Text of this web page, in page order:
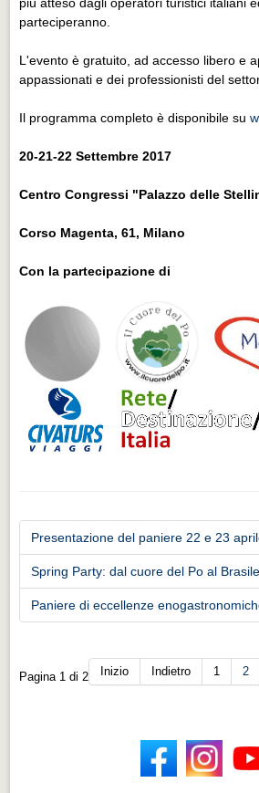
più atteso dagli operatori turistici italiani
parteciperanno.
L'evento è gratuito, ad accesso libero e
appassionati e dei professionisti del
Il programma completo è disponibile su
20-21-22 Settembre 2017
Centro Congressi "Palazzo delle
Corso Magenta, 61, Milano
Con la partecipazione di
Presentazione del paniere 22 e 23
Spring Party: dal cuore del Po al Brasile
Paniere di eccellenze
Pagina 1 di 2 Inizio Indietro 1 2